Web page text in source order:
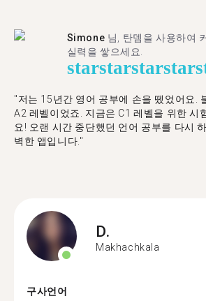
Simone 님, 탄뎀을 사용하여
실력을 쌓으세요.
starstarstarstar
"저는 15년간 영어 공부에 손을 뗐었어요.
A2 레벨이었죠. 지금은 C1 레벨을 위한 시
요! 오랜 시간 중단했던 언어 공부를 다시
벽한 앱입니다."
D.
Makhachkala
구사언어